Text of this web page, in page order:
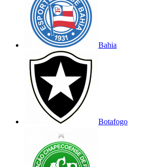
Bahia
Botafogo